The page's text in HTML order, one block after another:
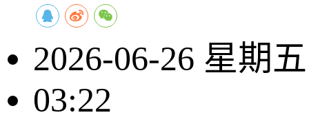
2026-06-26 星期五
03:22